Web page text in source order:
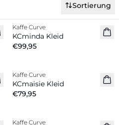
Sortierung
Neuheiten
Kaffe Curve
KCminda Kleid
€99,95
Neuheiten
Kaffe Curve
KCmaisie Kleid
€79,95
Kaffe Curve